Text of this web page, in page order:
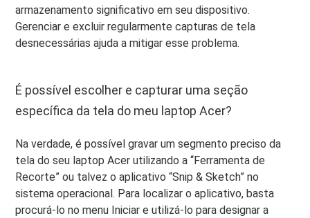
armazenamento significativo em seu dispositivo.
Gerenciar e excluir regularmente capturas de tela
desnecessárias ajuda a mitigar esse problema.
É possível escolher e capturar uma seção
específica da tela do meu laptop Acer?
Na verdade, é possível gravar um segmento preciso da
tela do seu laptop Acer utilizando a “Ferramenta de
Recorte” ou talvez o aplicativo “Snip & Sketch” no
sistema operacional. Para localizar o aplicativo, basta
procurá-lo no menu Iniciar e utilizá-lo para designar a